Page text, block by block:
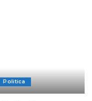
Politica